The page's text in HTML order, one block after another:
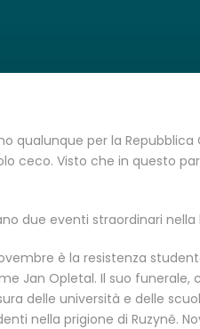
qualunque per la Repubblica
ceco. Visto che in questo
due eventi straordinari
è la resistenza
Jan Opletal. Il suo
delle università e delle
nella prigione di Ruzyně.